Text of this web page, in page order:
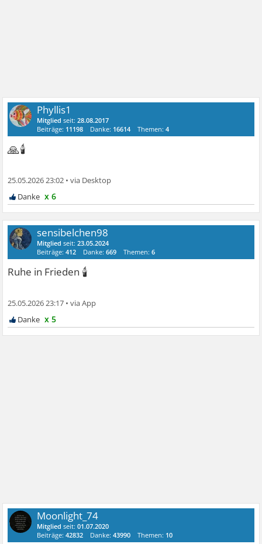
Phyllis1
Mitglied seit:28.08.2017
Beiträge: 11198 Danke: 16614 Themen:4
🙏🕯
25.05.2026 23:02 •
x 6
sensibelchen98
Mitglied seit:23.05.2024
Beiträge:412 Danke:669 Themen:6
Ruhe in Frieden 🕯
25.05.2026 23:17 •
x 5
Moonlight_74
Mitglied seit:01.07.2020
Beiträge:42832 Danke:43990 Themen: 10